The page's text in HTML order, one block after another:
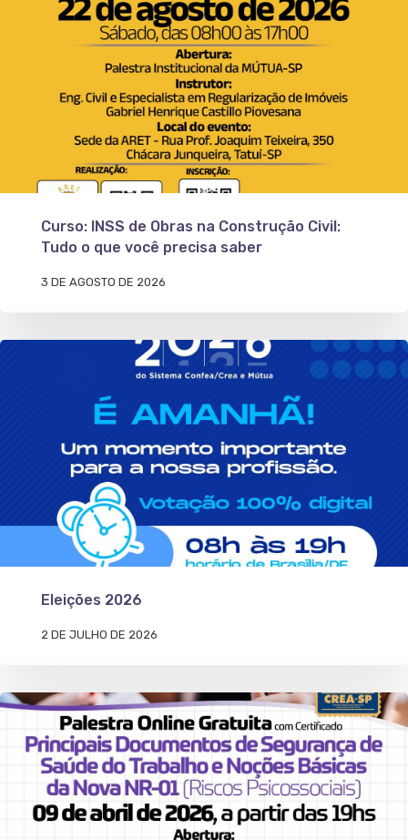
Curso: INSS de Obras na Construção Civil:
Tudo o que você precisa saber
3 DE AGOSTO DE 2026
Eleições 2026
2 DE JULHO DE 2026